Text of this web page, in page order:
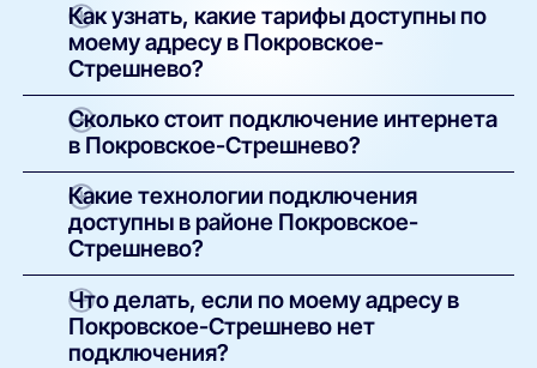
Как узнать, какие тарифы доступны по
моему адресу в Покровское-
Стрешнево?
Просто введите точный адрес (улицу и номер
дома) в поиске на нашем сайте. Система
покажет полный список доступных интернет-
провайдеров и тарифов с указанием скорости,
стоимости, наличия ТВ и условий подключения.
Сколько стоит подключение интернета
в Покровское-Стрешнево?
У большинства операторов базовое
подключение проводится бесплатно.
Оплачивается только выбранный тариф и, при
необходимости, аренда или покупка
оборудования. Точные условия указаны в
карточке каждого предложения.
Какие технологии подключения
доступны в районе Покровское-
Стрешнево?
В зависимости от здания и инфраструктуры
провайдеров могут быть доступны:
оптоволоконный интернет (FTTH/GPON);
Что делать, если по моему адресу в
Покровское-Стрешнево нет
подключения?